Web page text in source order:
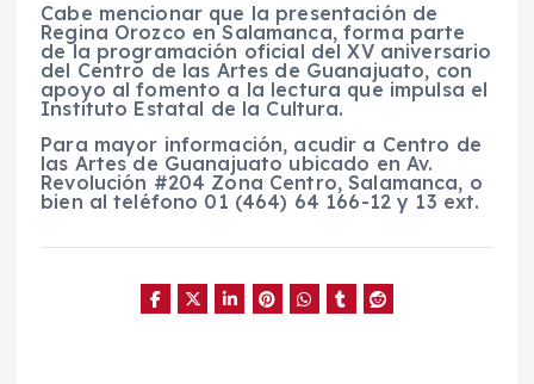
Cabe mencionar que la presentación de
Regina Orozco en Salamanca, forma parte
de la programación oficial del XV aniversario
del Centro de las Artes de Guanajuato, con
apoyo al fomento a la lectura que impulsa el
Instituto Estatal de la Cultura.
Para mayor información, acudir a Centro de
las Artes de Guanajuato ubicado en Av.
Revolución #204 Zona Centro, Salamanca, o
bien al teléfono 01 (464) 64 166-12 y 13 ext.